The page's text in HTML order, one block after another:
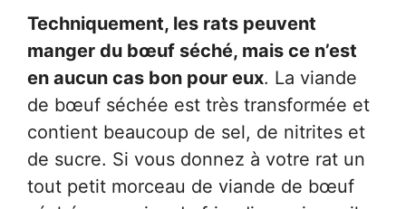
Techniquement, les rats peuvent
manger du bœuf séché, mais ce n’est
en aucun cas bon pour eux. La viande
de bœuf séchée est très transformée et
contient beaucoup de sel, de nitrites et
de sucre. Si vous donnez à votre rat un
tout petit morceau de viande de bœuf